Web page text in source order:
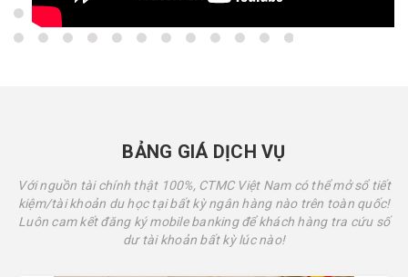
BẢNG GIÁ DỊCH VỤ
Với nguồn tài chính thật 100%, CTMC Việt Nam có thể mở sổ tiết
kiệm/tài khoản du học tại bất kỳ ngân hàng nào trên toàn quốc!
Luôn cam kết đăng ký mobile banking để khách hàng tra cứu số
dư tài khoản bất kỳ lúc nào!